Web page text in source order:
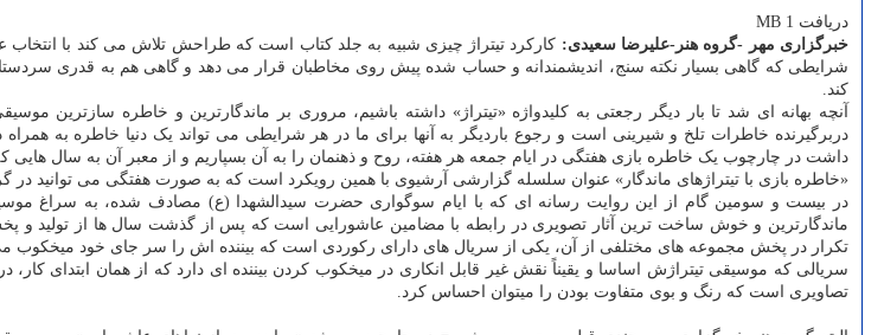
دریافت 1 MB
خبرگزاری مهر -گروه هنر-علیرضا سعیدی: کارکرد تیتراژ چیزی شبیه به جلد کتاب است که طراحش تلاش می کند با
شرایطی که گاهی بسیار نکته سنج، اندیشمندانه و حساب شده پیش روی مخاطبان قرار می دهد و گاهی هم به قدری
کند.
آنچه بهانه ای شد تا بار دیگر رجعتی به کلیدواژه «تیتراژ» داشته باشیم، مروری بر ماندگارترین و خاطره سازترین
داشت در چارچوب یک خاطره بازی هفتگی در ایام جمعه هر هفته، روح و ذهنمان را به آن بسپاریم و از معبر آن به سال هایی که
«خاطره بازی با تیتراژهای ماندگار» عنوان سلسله گزارشی آرشیوی با همین رویکرد است که به صورت هفتگی می توانید در
در بیست و سومین گام از این روایت رسانه ای که با ایام سوگواری حضرت سیدالشهدا (ع) مصادف شده، به سراغ موسیقی
ماندگارترین و خوش ساخت ترین آثار تصویری در رابطه با مضامین عاشورایی است که پس از گذشت سال ها از تولید و
تکرار در پخش مجموعه های مختلفی از آن، یکی از سریال های دارای رکوردی است که بیننده اش را سر جای خود میخکوب
سریالی که موسیقی تیتراژش اساسا و یقیناً نقش غیر قابل انکاری در میخکوب کردن بیننده ای دارد که از همان ابتدای
تصاویری است که رنگ و بوی متفاوت بودن را میتوان احساس کرد.